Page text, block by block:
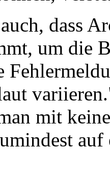
dass
um die
mit